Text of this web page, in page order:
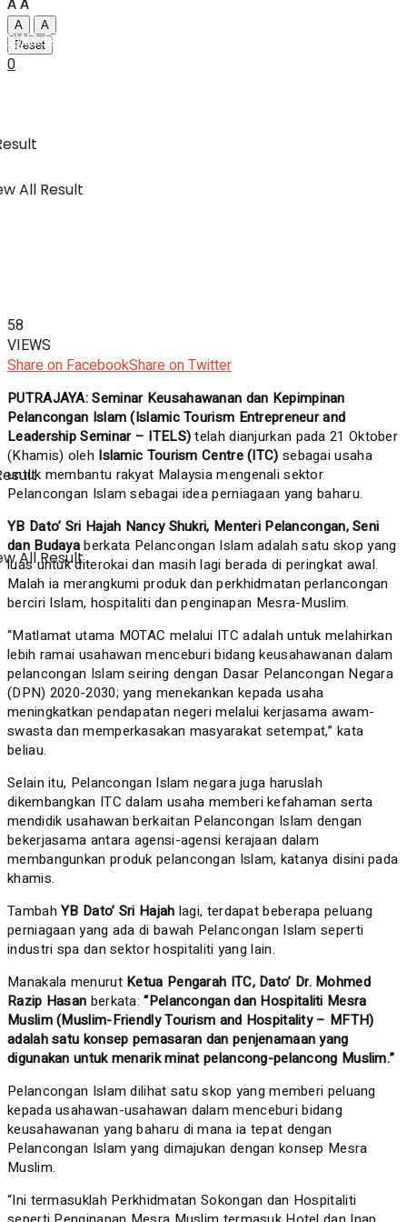
IBC
All Result
SWA Digital Malaysia
All Result
AA
A
A
Reset
0
58
VIEWS
Share on FacebookShare on Twitter
PUTRAJAYA: Seminar Keusahawanan dan Kepimpinan
Pelancongan Islam (Islamic Tourism Entrepreneur and
Leadership Seminar – ITELS)telah dianjurkan pada 21 Oktober
(Khamis) oleh Islamic Tourism Centre (ITC) sebagai usaha
untuk membantu rakyat Malaysia mengenali sektor
Pelancongan Islam sebagai idea perniagaan yang baharu.
YB Dato’ Sri Hajah Nancy Shukri, Menteri Pelancongan, Seni
dan Budayaberkata Pelancongan Islam adalah satu skop yang
luas untuk diterokai dan masih lagi berada di peringkat awal.
Malah ia merangkumi produk dan perkhidmatan perlancongan
berciri Islam, hospitaliti dan penginapan Mesra-Muslim.
“Matlamat utama MOTAC melalui ITC adalah untuk melahirkan
lebih ramai usahawan menceburi bidang keusahawanan dalam
pelancongan Islam seiring dengan Dasar Pelancongan Negara
(DPN) 2020-2030; yang menekankan kepada usaha
meningkatkan pendapatan negeri melalui kerjasama awam-
swasta dan memperkasakan masyarakat setempat,” kata
beliau.
Selain itu, Pelancongan Islam negara juga haruslah
dikembangkan ITC dalam usaha memberi kefahaman serta
mendidik usahawan berkaitan Pelancongan Islam dengan
bekerjasama antara agensi-agensi kerajaan dalam
membangunkan produk pelancongan Islam, katanya disini pada
khamis.
TambahYB Dato’ Sri Hajah lagi, terdapat beberapa peluang
perniagaan yang ada di bawah Pelancongan Islam seperti
industri spa dan sektor hospitaliti yang lain.
Manakala menurut Ketua Pengarah ITC, Dato’ Dr. Mohmed
Razip Hasan berkata:“Pelancongan dan Hospitaliti Mesra
Muslim (Muslim-Friendly Tourism and Hospitality – MFTH)
adalah satu konsep pemasaran dan penjenamaan yang
digunakan untuk menarik minat pelancong-pelancong Muslim.”
Pelancongan Islam dilihat satu skop yang memberi peluang
kepada usahawan-usahawan dalam menceburi bidang
keusahawanan yang baharu di mana ia tepat dengan
Pelancongan Islam yang dimajukan dengan konsep Mesra
Muslim.
“Ini termasuklah Perkhidmatan Sokongan dan Hospitaliti